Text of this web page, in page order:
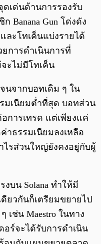
ดเด่นด้านการรองรับ
Banana Gun โด่งดัง
ละโทเค็นแบ่งรายได้
ยการดำเนินการที่
จะไม่มีโทเค็น
นจากบอทเดิม ๆ ใน
มเนียมต่ำที่สุด บอทส่วน
การเทรด แต่เพียงแค่
าธรรมเนียมลงเหลือ
ไรส่วนใหญ่ยังคงอยู่กับผู้
งบน Solana ทำให้มี
ดียวกันก็เตรียมขยายไป
เช่น Maestro ในทาง
ร์จะได้รับการดำเนิน